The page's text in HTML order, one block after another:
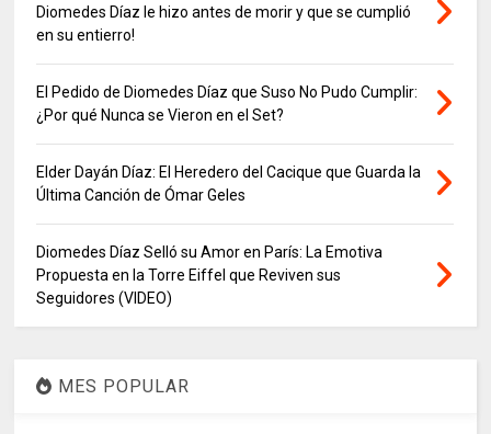
Diomedes Díaz le hizo antes de morir y que se cumplió
en su entierro!
El Pedido de Diomedes Díaz que Suso No Pudo Cumplir:
¿Por qué Nunca se Vieron en el Set?
Elder Dayán Díaz: El Heredero del Cacique que Guarda la
Última Canción de Ómar Geles
Diomedes Díaz Selló su Amor en París: La Emotiva
Propuesta en la Torre Eiffel que Reviven sus
Seguidores (VIDEO)
MES POPULAR